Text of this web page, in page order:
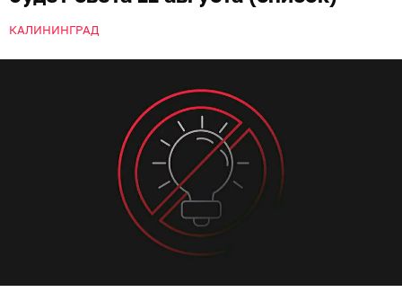
КАЛИНИНГРАД